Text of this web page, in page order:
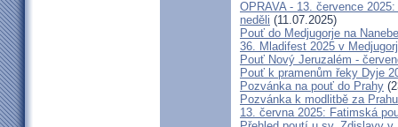
OPRAVA - 13. července
neděli (11.07.2025)
Pouť do Medjugorje na
36. Mladifest 2025 v
Pouť Nový Jeruzalém -
Pouť k pramenům řeky Dyje
Pozvánka na pouť do Prahy
Pozvánka k modlitbě za
13. června 2025: Fatimská